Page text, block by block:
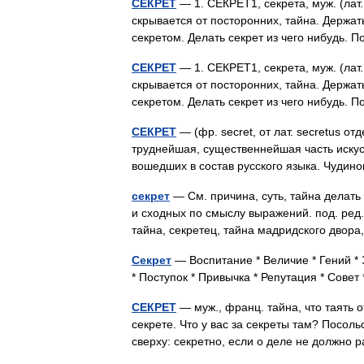
СЕКРЕТ — 1. СЕКРЕТ1, секрета, муж.
скрывается от посторонних, тайна.
секретом. Делать секрет из чего
СЕКРЕТ — 1. СЕКРЕТ1, секрета, муж.
скрывается от посторонних, тайна.
секретом. Делать секрет из чего
СЕКРЕТ — (фр. secret, от лат. secretus
труднейшая, существеннейшая часть
вошедших в состав русского языка.
секрет — См. причина, суть, тайна делать
и сходных по смыслу выражений. под.
тайна, секретец, тайна мадридского
Секрет — Воспитание * Величие * Гений
* Поступок * Привычка * Репутация *
СЕКРЕТ — муж., франц. тайна, что таять
секрете. Что у вас за секреты там?
сверху: секретно, если о деле не